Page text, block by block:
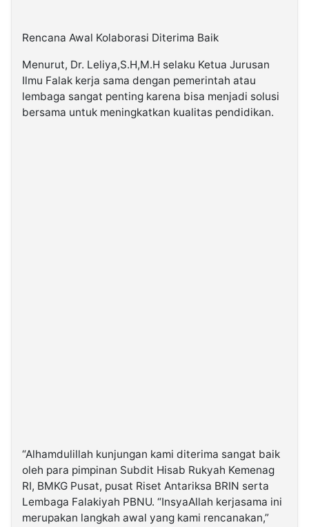
Rencana Awal Kolaborasi Diterima Baik
Menurut, Dr. Leliya,S.H,M.H selaku Ketua Jurusan
Ilmu Falak kerja sama dengan pemerintah atau
lembaga sangat penting karena bisa menjadi solusi
bersama untuk meningkatkan kualitas pendidikan.
“Alhamdulillah kunjungan kami diterima sangat baik
oleh para pimpinan Subdit Hisab Rukyah Kemenag
RI, BMKG Pusat, pusat Riset Antariksa BRIN serta
Lembaga Falakiyah PBNU. “InsyaAllah kerjasama ini
merupakan langkah awal yang kami rencanakan,”